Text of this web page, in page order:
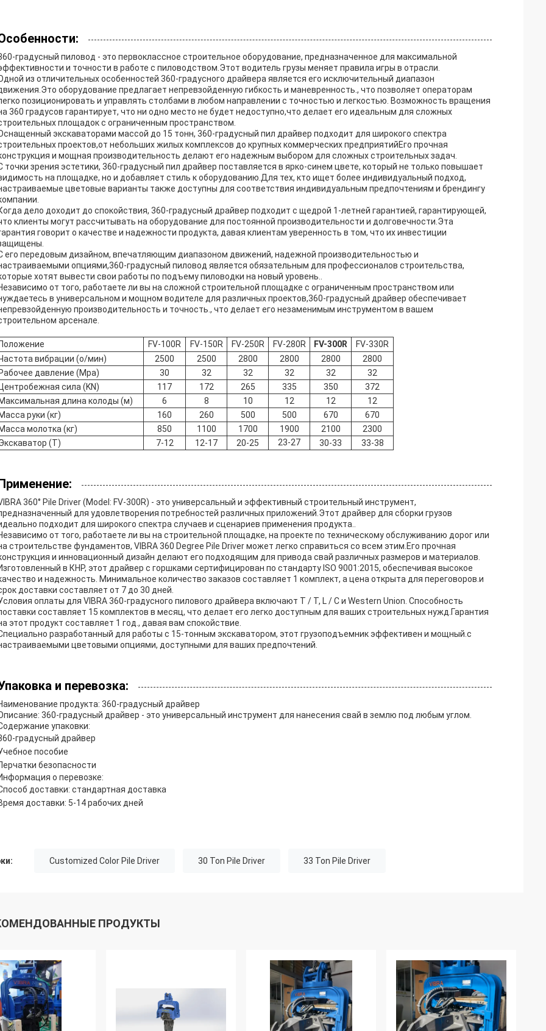
градусный пиловод - это первоклассное строительное оборудование, предназначенное для максимальной
и точности в работе с пиловодством.Этот водитель грузы меняет правила игры в отрасли.
из отличительных особенностей 360-градусного драйвера является его исключительный диапазон
оборудование предлагает непревзойденную гибкость и маневренность., что позволяет операторам
позиционировать и управлять столбами в любом направлении с точностью и легкостью. Возможность вращения
360 градусов гарантирует, что ни одно место не будет недоступно,что делает его идеальным для сложных
площадок с ограниченным пространством.
экскаваторами массой до 15 тонн, 360-градусный пил драйвер подходит для широкого спектра
проектов,от небольших жилых комплексов до крупных коммерческих предприятийЕго прочная
и мощная производительность делают его надежным выбором для сложных строительных задач.
точки зрения эстетики, 360-градусный пил драйвер поставляется в ярко-синем цвете, который не только повышает
на площадке, но и добавляет стиль к оборудованию.Для тех, кто ищет более индивидуальный подход,
цветовые варианты также доступны для соответствия индивидуальным предпочтениям и брендингу
дело доходит до спокойствия, 360-градусный драйвер подходит с щедрой 1-летней гарантией, гарантирующей,
клиенты могут рассчитывать на оборудование для постоянной производительности и долговечности.Эта
говорит о качестве и надежности продукта, давая клиентам уверенность в том, что их инвестиции
его передовым дизайном, впечатляющим диапазоном движений, надежной производительностью и
опциями,360-градусный пиловод является обязательным для профессионалов строительства,
хотят вывести свои работы по подъему пиловодки на новый уровень..
от того, работаете ли вы на сложной строительной площадке с ограниченным пространством или
в универсальном и мощном водителе для различных проектов,360-градусный драйвер обеспечивает
производительность и точность., что делает его незаменимым инструментом в вашем
арсенале.
FV-100R FV-150R FV-250R FV-280R FV-300R
FV-330R
вибрации (о/мин)
2500 2500 2800 2800 2800
2800
давление (Mpa)
30 32 32 32 32
32
сила (KN)
117 172 265 335 350
372
длина колоды (м)
6 8 10 12 12
12
руки (кг)
160 260 500 500 670
670
молотка (кг)
850 1100 1700 1900 2100
2300
(T)
7-12 12-17 20-25 23-27 30-33 33-38
360° Pile Driver (Model: FV-300R) - это универсальный и эффективный строительный инструмент,
для удовлетворения потребностей различных приложений.Этот драйвер для сборки грузов
подходит для широкого спектра случаев и сценариев применения продукта..
от того, работаете ли вы на строительной площадке, на проекте по техническому обслуживанию дорог или
строительстве фундаментов, VIBRA 360 Degree Pile Driver может легко справиться со всем этим.Его прочная
и инновационный дизайн делают его подходящим для привода свай различных размеров и материалов.
в КНР, этот драйвер с горшками сертифицирован по стандарту ISO 9001:2015, обеспечивая высокое
и надежность. Минимальное количество заказов составляет 1 комплект, а цена открыта для переговоров.и
доставки составляет от 7 до 30 дней.
оплаты для VIBRA 360-градусного пилового драйвера включают T / T, L / C и Western Union. Способность
составляет 15 комплектов в месяц, что делает его легко доступным для ваших строительных нужд.Гарантия
этот продукт составляет 1 год., давая вам спокойствие.
разработанный для работы с 15-тонным экскаватором, этот грузоподъемник эффективен и мощный.с
цветовыми опциями, доступными для ваших предпочтений.
и перевозка:
продукта: 360-градусный драйвер
360-градусный драйвер - это универсальный инструмент для нанесения свай в землю под любым углом.
упаковки:
градусный драйвер
пособие
безопасности
о перевозке:
доставки: стандартная доставка
доставки: 5-14 рабочих дней
Customized Color Pile Driver 30 Ton Pile Driver 33 Ton Pile Driver
ПРОДУКТЫ